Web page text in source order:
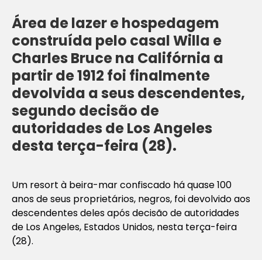
Área de lazer e hospedagem
construída pelo casal Willa e
Charles Bruce na Califórnia a
partir de 1912 foi finalmente
devolvida a seus descendentes,
segundo decisão de
autoridades de Los Angeles
desta terça-feira (28).
Um resort à beira-mar confiscado há quase 100
anos de seus proprietários, negros, foi devolvido aos
descendentes deles após decisão de autoridades
de Los Angeles, Estados Unidos, nesta terça-feira
(28).